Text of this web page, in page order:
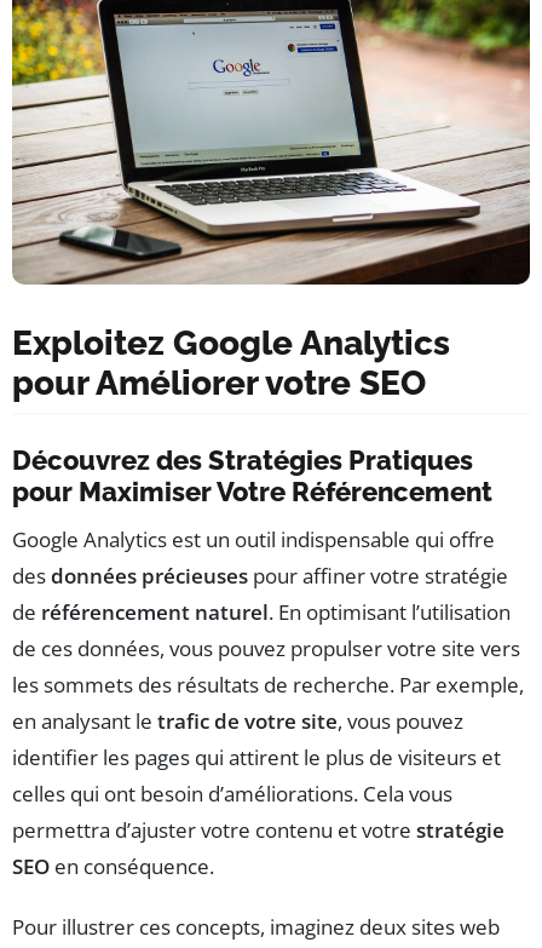
Exploitez Google Analytics
pour Améliorer votre SEO
Découvrez des Stratégies Pratiques
pour Maximiser Votre Référencement
Google Analytics est un outil indispensable qui offre
desdonnées précieuses pour affiner votre stratégie
de référencement naturel. En optimisant l’utilisation
de ces données, vous pouvez propulser votre site vers
les sommets des résultats de recherche. Par exemple,
en analysant le trafic de votre site, vous pouvez
identifier les pages qui attirent le plus de visiteurs et
celles qui ont besoin d’améliorations. Cela vous
permettra d’ajuster votre contenu et votre stratégie
SEO en conséquence.
Pour illustrer ces concepts, imaginez deux sites web